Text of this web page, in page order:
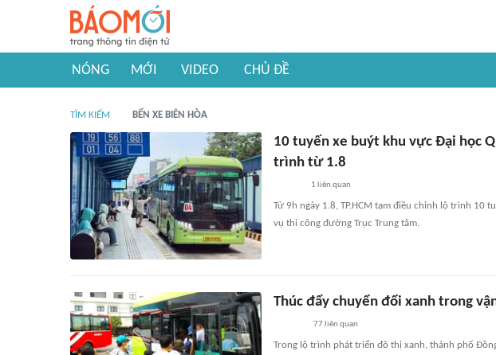
NÓNG MỚI VIDEO CHỦ ĐỀ
TÌM KIẾM BẾN XE BIÊN HÒA
10 tuyến xe buýt khu vực Đại học
trình từ 1.8
1 liên quan
Từ 9h ngày 1.8, TP.HCM tạm điều chỉnh lộ trình 10
vụ thi công đường Trục Trung tâm.
Thúc đẩy chuyển đổi xanh trong
77liên quan
Trong lộ trình phát triển đô thị xanh, thành phố